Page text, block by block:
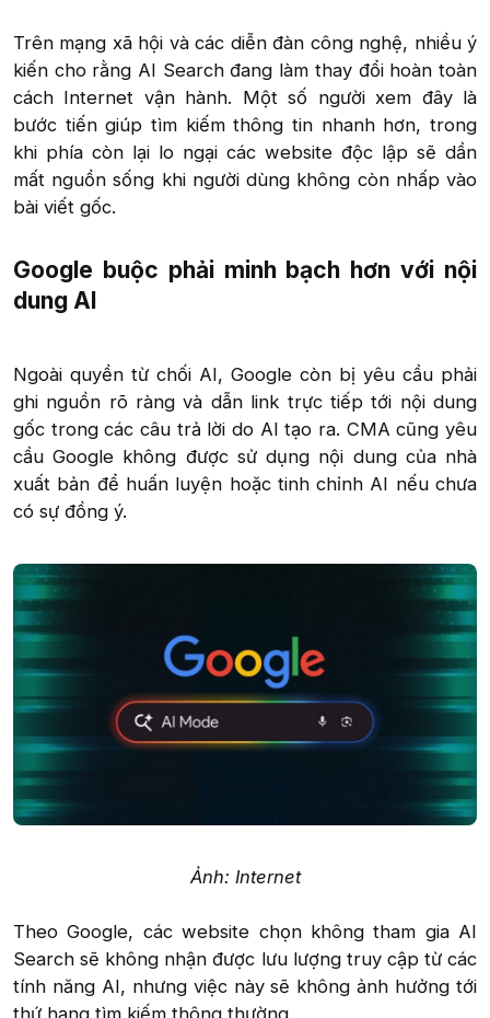
Trên mạng xã hội và các diễn đàn công nghệ, nhiều ý
kiến cho rằng AI Search đang làm thay đổi hoàn toàn
cách Internet vận hành. Một số người xem đây là
bước tiến giúp tìm kiếm thông tin nhanh hơn, trong
khi phía còn lại lo ngại các website độc lập sẽ dần
mất nguồn sống khi người dùng không còn nhấp vào
bài viết gốc.​
Google buộc phải minh bạch hơn với nội
dung AI​
Ngoài quyền từ chối AI, Google còn bị yêu cầu phải
ghi nguồn rõ ràng và dẫn link trực tiếp tới nội dung
gốc trong các câu trả lời do AI tạo ra. CMA cũng yêu
cầu Google không được sử dụng nội dung của nhà
xuất bản để huấn luyện hoặc tinh chỉnh AI nếu chưa
có sự đồng ý.
Ảnh: Internet
Theo Google, các website chọn không tham gia AI
Search sẽ không nhận được lưu lượng truy cập từ các
tính năng AI, nhưng việc này sẽ không ảnh hưởng tới
thứ hạng tìm kiếm thông thường.​